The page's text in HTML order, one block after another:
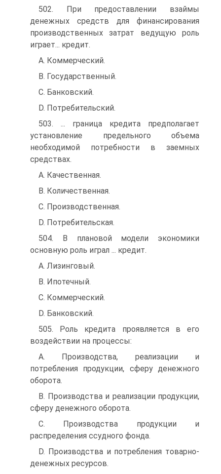
502. При предоставлении взаймы
денежных средств для финансирования
производственных затрат ведущую роль
играет... кредит.
A. Коммерческий.
B. Государственный.
C. Банковский.
D. Потребительский.
503. ... граница кредита предполагает
установление предельного объема
необходимой потребности в заемных
средствах.
A. Качественная.
B. Количественная.
C. Производственная.
D. Потребительская.
504. В плановой модели экономики
основную роль играл ... кредит.
A. Лизинговый.
B. Ипотечный.
C. Коммерческий.
D. Банковский.
505. Роль кредита проявляется в его
воздействии на процессы:
A. Производства, реализации и
потребления продукции, сферу денежного
оборота.
B. Производства и реализации продукции,
сферу денежного оборота.
C. Производства продукции и
распределения ссудного фонда.
D. Производства и потребления товарно-
денежных ресурсов.